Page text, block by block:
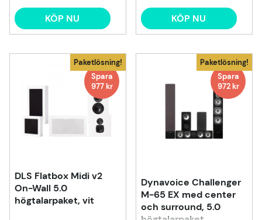
KÖP NU KÖP NU
Paketlösning!
Spara
977 kr
DLS Flatbox Midi v2
On-Wall 5.0
högtalarpaket, vit
Paketlösning!
Spara
972 kr
Dynavoice Challenger
M-65 EX med center
och surround, 5.0